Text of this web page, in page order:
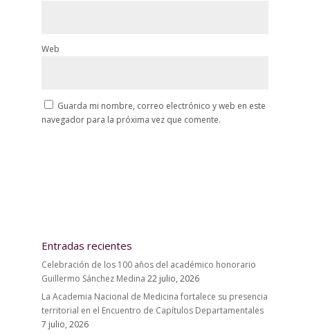
Web
Guarda mi nombre, correo electrónico y web en este
navegador para la próxima vez que comente.
Entradas recientes
Celebración de los 100 años del académico honorario
Guillermo Sánchez Medina 22 julio, 2026
La Academia Nacional de Medicina fortalece su presencia
territorial en el Encuentro de Capítulos Departamentales
7 julio, 2026